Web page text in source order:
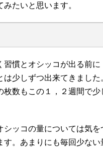
たいと思います。
習慣とオシッコが出る前に
は少しずつ出来てきました
枚数もこの１，２週間で少
シッコの量については気を
す。あまりにも毎回少な